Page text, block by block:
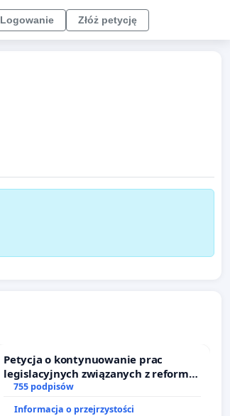
Logowanie Złóż petycję
Petycja o kontynuowanie prac
legislacyjnych związanych z reformą
prawa rodzinnego
755 podpisów
Informacja o przejrzystości